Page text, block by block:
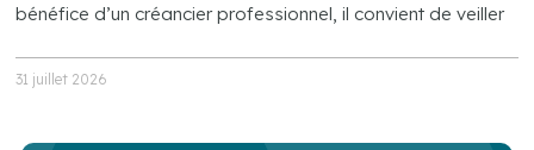
bénéfice d’un créancier professionnel, il convient de veiller
31 juillet 2026